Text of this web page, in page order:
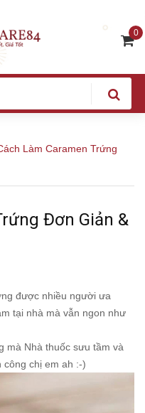
0
Làm Caramen Trứng
Đơn Giản &
được nhiều người ưa
tại nhà mà vẫn ngon như
mà Nhà thuốc sưu tầm và
công chị em ah :-)